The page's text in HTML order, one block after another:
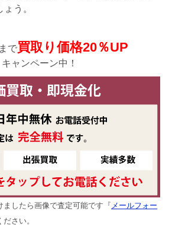
う。
まで買取り価格20％UP
キャンペーン中！
ましたら画像で査定可能です『 メールフォー
さい。